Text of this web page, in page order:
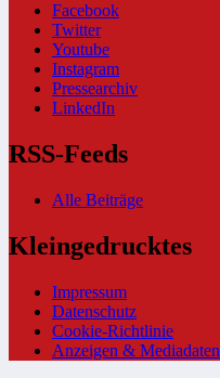
Facebook
Twitter
Youtube
Instagram
Pressearchiv
LinkedIn
RSS-Feeds
Alle Beiträge
Kleingedrucktes
Impressum
Datenschutz
Cookie-Richtlinie
Anzeigen & Mediadaten